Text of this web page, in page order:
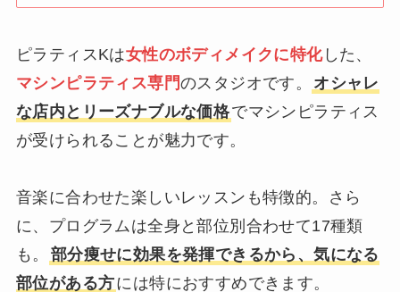
ピラティスKは女性のボディメイクに特化した、
マシンピラティス専門のスタジオです。
オシャレ
な店内とリーズナブルな価格でマシンピラティス
が受けられることが魅力です。
音楽に合わせた楽しいレッスンも特徴的。さら
に、プログラムは全身と部位別合わせて17種類
も。
部分痩せに効果を発揮できるから、気になる
部位がある方には特におすすめできます。